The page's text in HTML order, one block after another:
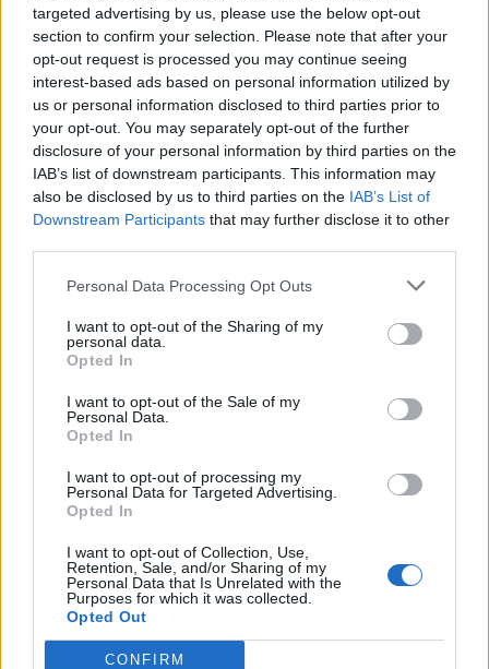
targeted advertising by us, please use the below opt-out
section to confirm your selection. Please note that after your
opt-out request is processed you may continue seeing
interest-based ads based on personal information utilized by
us or personal information disclosed to third parties prior to
your opt-out. You may separately opt-out of the further
disclosure of your personal information by third parties on the
IAB’s list of downstream participants. This information may
also be disclosed by us to third parties on the IAB’s List of
Downstream Participants that may further disclose it to other
Personal Data Processing Opt Outs
I want to opt-out of the Sharing of my
personal data.
Opted In
I want to opt-out of the Sale of my
Personal Data.
Opted In
I want to opt-out of processing my
Personal Data for Targeted Advertising.
Opted In
I want to opt-out of Collection, Use,
Retention, Sale, and/or Sharing of my
Personal Data that Is Unrelated with the
Purposes for which it was collected.
Opted Out
CONFIRM
REDAZIONE
Twitter @Calciopremier
Anno di Fondazione: 1886 come Dial Square
Stadio:Emirates Stadium (60.338)
Città:Londra
Manager:Mikel Arteta
ALBO D'ORO
Premier League:13
FA Cup:14
League Cup: 2
FA Community Shield:17
Ufficiale. l'Everton prende Norgaard dall'Arsenal. Cifre e
dettagli